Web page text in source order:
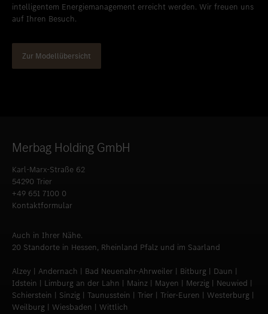
intelligentem Energiemanagement erreicht werden. Wir freuen uns
auf Ihren Besuch.
Zur Modellübersicht
Merbag Holding GmbH
Karl-Marx-Straße 62
54290 Trier
+49 651 7100 0
Kontaktformular
Auch in Ihrer Nähe.
20 Standorte in Hessen, Rheinland Pfalz und im Saarland
Alzey | Andernach | Bad Neuenahr-Ahrweiler | Bitburg | Daun |
Idstein | Limburg an der Lahn | Mainz | Mayen | Merzig | Neuwied |
Schierstein | Sinzig | Taunusstein | Trier | Trier-Euren | Westerburg |
Weilburg | Wiesbaden | Wittlich